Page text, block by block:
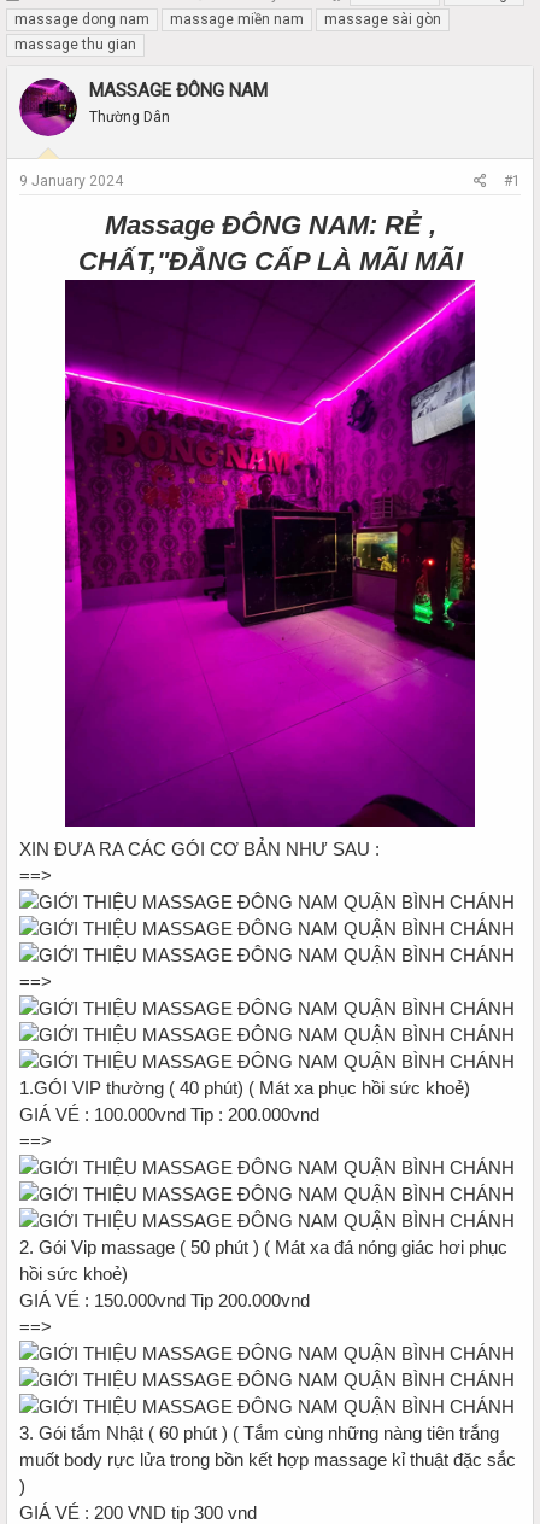
h
r
e
d
s
r
t
a
t
d
massage dong nam
massage miền nam
massage sài gòn
massage thu gian
MASSAGE ĐÔNG NAM
Thường Dân
9 January 2024 #1
Massage ĐÔNG NAM: RẺ ,
CHẤT,"ĐẲNG CẤP LÀ MÃI MÃI
XIN ĐƯA RA CÁC GÓI CƠ BẢN NHƯ SAU :
==>
==>
1.GÓI VIP thường ( 40 phút) ( Mát xa phục hồi sức khoẻ)
GIÁ VÉ : 100.000vnd Tip : 200.000vnd
==>
2. Gói Vip massage ( 50 phút ) ( Mát xa đá nóng giác hơi phục
hồi sức khoẻ)
GIÁ VÉ : 150.000vnd Tip 200.000vnd
==>
3. Gói tắm Nhật ( 60 phút ) ( Tắm cùng những nàng tiên trắng
muốt body rực lửa trong bồn kết hợp massage kỉ thuật đặc sắc
)
GIÁ VÉ : 200 VND tip 300 vnd